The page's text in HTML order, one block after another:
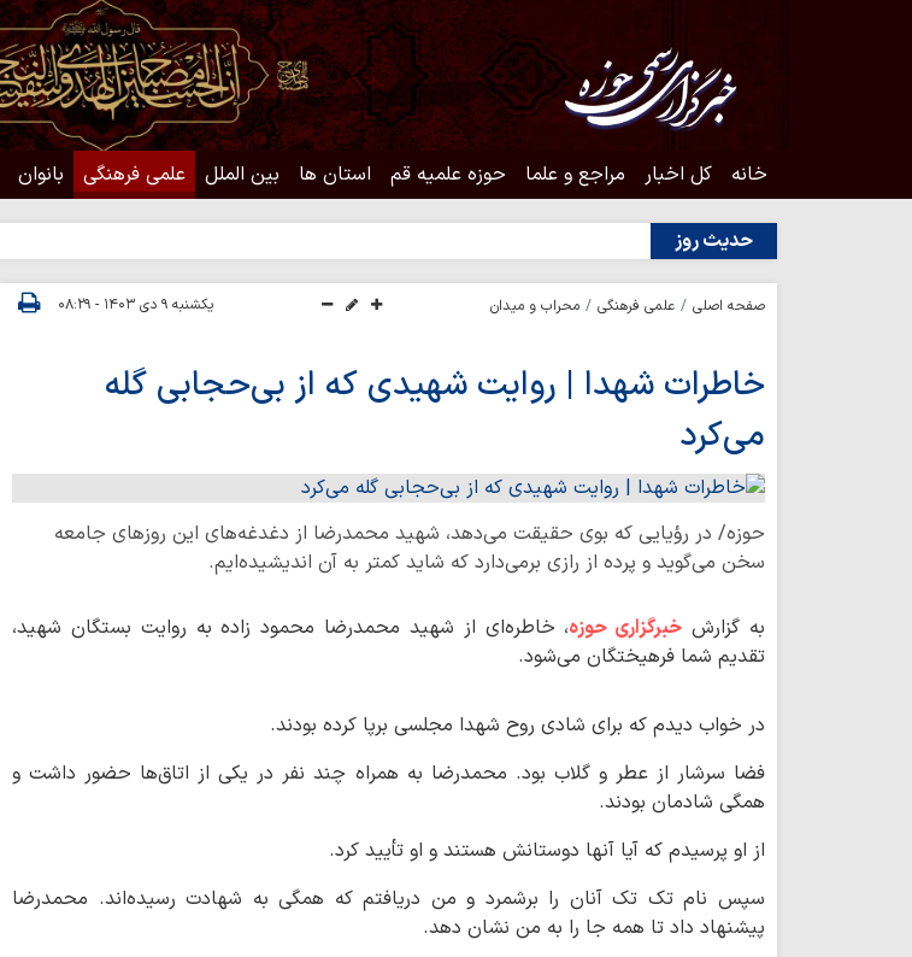
خانه کل اخبار مراجع و علما حوزه علمیه قم استان ها بین الملل علمی فرهنگی بانوان
حدیث روز
صفحه اصلی علمی فرهنگی محراب و میدان یکشنبه ۹ دی ۱۴۰۳ - ۰۸:۲۹
خاطرات شهدا | روایت شهیدی که از بی‌حجابی گله
می‌کرد
حوزه/ در رؤیایی که بوی حقیقت می‌دهد، شهید محمدرضا از دغدغه‌های این روزهای جامعه
سخن می‌گوید و پرده از رازی برمی‌دارد که شاید کمتر به آن اندیشیده‌ایم.
به گزارش خبرگزاری حوزه، خاطره‌ای از شهید محمدرضا محمود زاده به روایت بستگان شهید،
تقدیم شما فرهیختگان می‌شود.
در خواب دیدم که برای شادی روح شهدا مجلسی برپا کرده بودند.
فضا سرشار از عطر و گلاب بود. محمدرضا به همراه چند نفر در یکی از اتاق‌ها حضور داشت و
همگی شادمان بودند.
از او پرسیدم که آیا آنها دوستانش هستند و او تأیید کرد.
سپس نام تک تک آنان را برشمرد و من دریافتم که همگی به شهادت رسیده‌اند. محمدرضا
پیشنهاد داد تا همه جا را به من نشان دهد.